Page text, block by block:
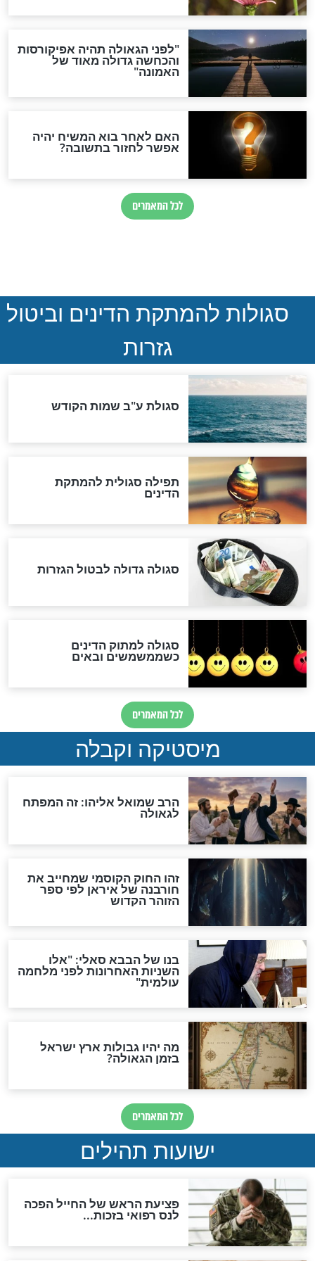
הותר לפרסום: לוחמי מילואים
ואיראן: בלי שקיפות ועם הרבה
סימני שאלה
הנדיר של הרשב"ם התגלה
"מודה לקב"ה על כל השנים"
לכל המאמרים
אחרית הימים
האם אפשר לחשב את הקץ?
מה יהיה בימות המשיח?
"לפני הגאולה תהיה אפיקורסות
והכחשה גדולה מאוד של
האמונה"
האם לאחר בוא המשיח יהיה
אפשר לחזור בתשובה?
לכל המאמרים
להמתקת הדינים וביטול
גזרות
סגולת ע"ב שמות הקודש